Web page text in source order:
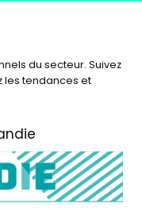
du secteur. Suivez
tendances et